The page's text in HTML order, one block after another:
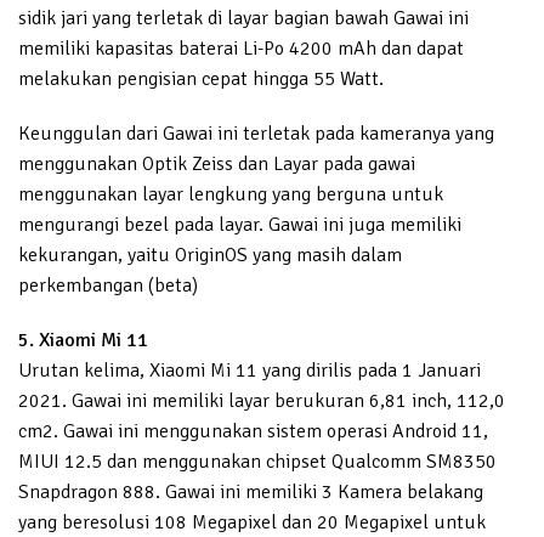
sidik jari yang terletak di layar bagian bawah Gawai ini
memiliki kapasitas baterai Li-Po 4200 mAh dan dapat
melakukan pengisian cepat hingga 55 Watt.
Keunggulan dari Gawai ini terletak pada kameranya yang
menggunakan Optik Zeiss dan Layar pada gawai
menggunakan layar lengkung yang berguna untuk
mengurangi bezel pada layar. Gawai ini juga memiliki
kekurangan, yaitu OriginOS yang masih dalam
perkembangan (beta)
5. Xiaomi Mi 11
Urutan kelima, Xiaomi Mi 11 yang dirilis pada 1 Januari
2021. Gawai ini memiliki layar berukuran 6,81 inch, 112,0
cm2. Gawai ini menggunakan sistem operasi Android 11,
MIUI 12.5 dan menggunakan chipset Qualcomm SM8350
Snapdragon 888. Gawai ini memiliki 3 Kamera belakang
yang beresolusi 108 Megapixel dan 20 Megapixel untuk